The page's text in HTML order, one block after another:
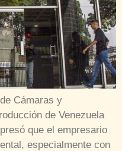
Cámaras y
de Venezuela
que el empresario
especialmente con